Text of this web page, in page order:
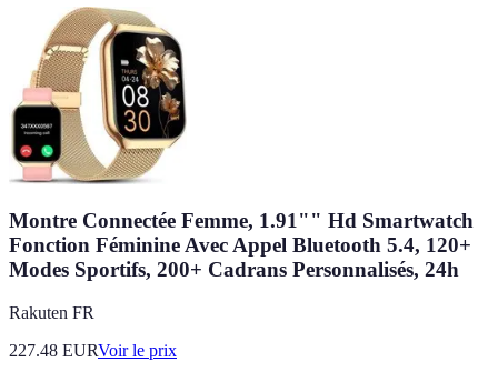
Montre Connectée Femme, 1.91"" Hd Smartwatch
Fonction Féminine Avec Appel Bluetooth 5.4, 120+
Modes Sportifs, 200+ Cadrans Personnalisés, 24h
Rakuten FR
227.48 EURVoir le prix